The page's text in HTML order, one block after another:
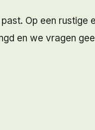
Op een rustige
en we vragen